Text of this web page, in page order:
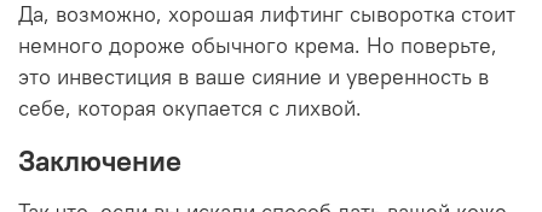
Да, возможно, хорошая лифтинг сыворотка стоит
немного дороже обычного крема. Но поверьте,
это инвестиция в ваше сияние и уверенность в
себе, которая окупается с лихвой.
Заключение